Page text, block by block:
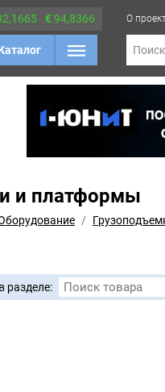
€94,8366 О
Поиск
и платформы
разделе: